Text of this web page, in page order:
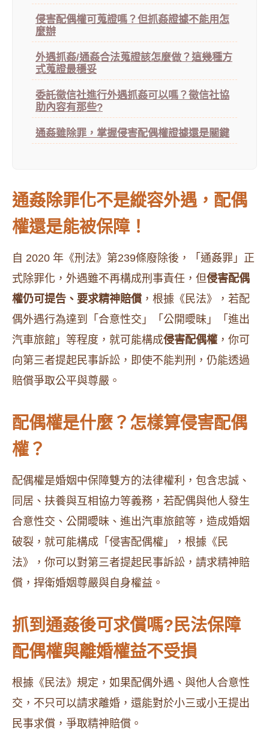
侵害配偶權可蒐證嗎？但抓姦證據不能用怎
麼辦
外遇抓姦/通姦合法蒐證該怎麼做？這幾種方
式蒐證最穩妥
委託徵信社進行外遇抓姦可以嗎？徵信社協
助內容有那些?
通姦雖除罪，掌握侵害配偶權證據還是關鍵
通姦除罪化不是縱容外遇，配偶
權還是能被保障！
自 2020 年《刑法》第239條廢除後，「通姦罪」正
式除罪化，外遇雖不再構成刑事責任，但侵害配偶
權仍可提告、要求精神賠償 ，根據《民法》，若配
偶外遇行為達到「合意性交」「公開曖昧」「進出
汽車旅館」等程度，就可能構成侵害配偶權 ，你可
向第三者提起民事訴訟，即使不能判刑，仍能透過
賠償爭取公平與尊嚴。
配偶權是什麼？怎樣算侵害配偶
權？
配偶權是婚姻中保障雙方的法律權利，包含忠誠、
同居、扶養與互相協力等義務，若配偶與他人發生
合意性交、公開曖昧、進出汽車旅館等，造成婚姻
破裂，就可能構成「侵害配偶權」，根據《民
法》，你可以對第三者提起民事訴訟，請求精神賠
償，捍衛婚姻尊嚴與自身權益。
抓到通姦後可求償嗎?民法保障
配偶權與離婚權益不受損
根據《民法》規定，如果配偶外遇、與他人合意性
交，不只可以請求離婚，還能對於小三或小王提出
民事求償，爭取精神賠償。